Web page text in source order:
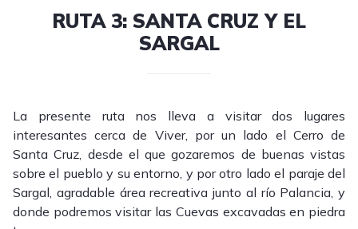
RUTA 3: SANTA CRUZ Y EL
SARGAL
La presente ruta nos lleva a visitar dos lugares
interesantes cerca de Viver, por un lado el Cerro de
Santa Cruz, desde el que gozaremos de buenas vistas
sobre el pueblo y su entorno, y por otro lado el paraje del
Sargal, agradable área recreativa junto al río Palancia, y
donde podremos visitar las Cuevas excavadas en piedra